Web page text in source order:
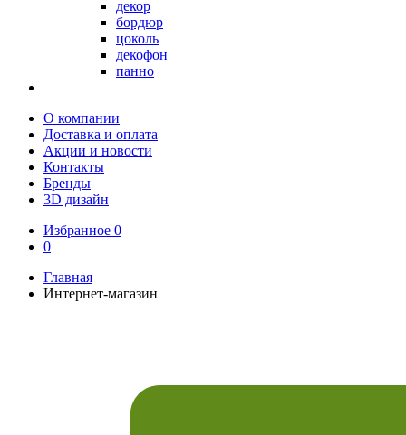
декор
бордюр
цоколь
декофон
панно
О компании
Доставка и оплата
Акции и новости
Контакты
Бренды
3D дизайн
Избранное 0
0
Главная
Интернет-магазин